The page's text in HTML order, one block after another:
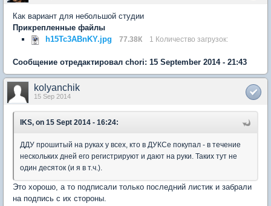
Как вариант для небольшой студии
Прикрепленные файлы
h15Tc3ABnKY.jpg
77.38К 1 Количество загрузок:
Сообщение отредактировал chori: 15 September 2014 - 21:43
kolyanchik
15 Sep 2014
IKS, on 15 Sept 2014 - 16:24:
ДДУ прошитый на руках у всех, кто в ДУКСе покупал - в течение
нескольких дней его регистрируют и дают на руки. Таких тут не
один десяток (и я в т.ч.).
Это хорошо, а то подписали только последний листик и забрали
на подпись с их стороны.